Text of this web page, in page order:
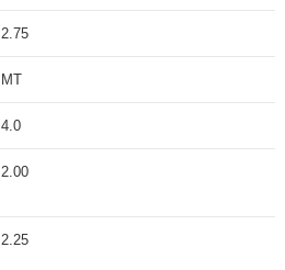
2.75
MT
4.0
2.00
2.25